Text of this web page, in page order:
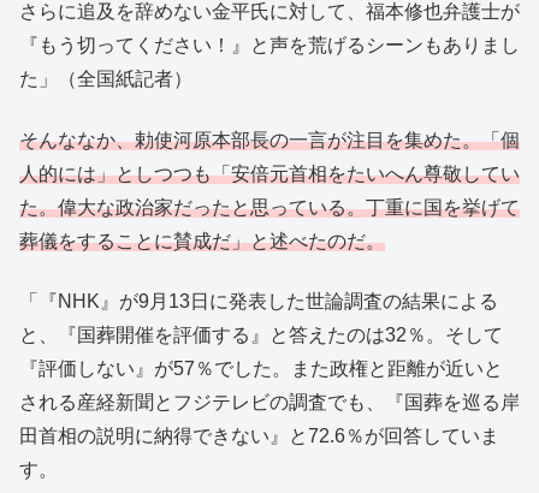
さらに追及を辞めない金平氏に対して、福本修也弁護士が
『もう切ってください！』と声を荒げるシーンもありまし
た」（全国紙記者）
そんななか、勅使河原本部長の一言が注目を集めた。「個
人的には」としつつも「安倍元首相をたいへん尊敬してい
た。偉大な政治家だったと思っている。丁重に国を挙げて
葬儀をすることに賛成だ」と述べたのだ。
「『NHK』が9月13日に発表した世論調査の結果による
と、『国葬開催を評価する』と答えたのは32％。そして
『評価しない』が57％でした。また政権と距離が近いと
される産経新聞とフジテレビの調査でも、『国葬を巡る岸
田首相の説明に納得できない』と72.6％が回答していま
す。